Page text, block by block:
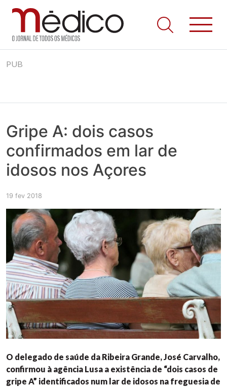
to
Jornal Médico
Médico – O Jornal de Todos os Médicos. Onde as notícias
realmente contam! Tudo o que se passa na Saúde!
PUB
Gripe A: dois casos
confirmados em lar de
idosos nos Açores
19 fev 2018
O delegado de saúde da Ribeira Grande, José Carvalho,
confirmou à agência Lusa a existência de “dois casos de
gripe A” identificados num lar de idosos na freguesia de